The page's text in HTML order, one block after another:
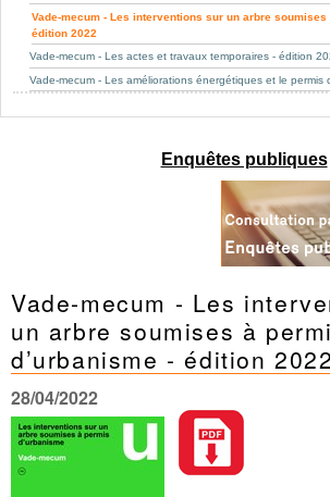
Mots-clés
Renseignements urbanistiques
Vade-mecum - Les interventions sur un arbre soumises
édition 2022
Vade-mecum - Les actes et travaux temporaires - édition
Vade-mecum - Les améliorations énergétiques et le permis
Enquêtes publiques
Vade-mecum - Les
un arbre soumises à
d’urbanisme - édition 2022
28/04/2022